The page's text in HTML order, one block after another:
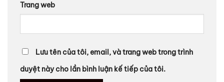
Trang web
Lưu tên của tôi, email, và trang web trong trình
duyệt này cho lần bình luận kế tiếp của tôi.